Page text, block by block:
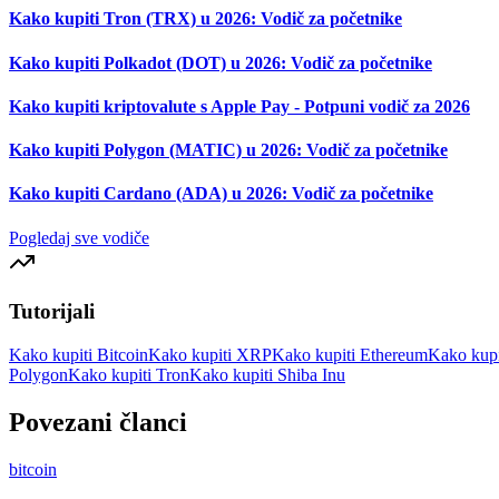
Kako kupiti Tron (TRX) u 2026: Vodič za početnike
Kako kupiti Polkadot (DOT) u 2026: Vodič za početnike
Kako kupiti kriptovalute s Apple Pay - Potpuni vodič za 2026
Kako kupiti Polygon (MATIC) u 2026: Vodič za početnike
Kako kupiti Cardano (ADA) u 2026: Vodič za početnike
Pogledaj sve vodiče
Tutorijali
Kako kupiti BitcoinKako kupiti XRPKako kupiti EthereumKako
PolygonKako kupiti TronKako kupiti Shiba Inu
Povezani članci
bitcoin